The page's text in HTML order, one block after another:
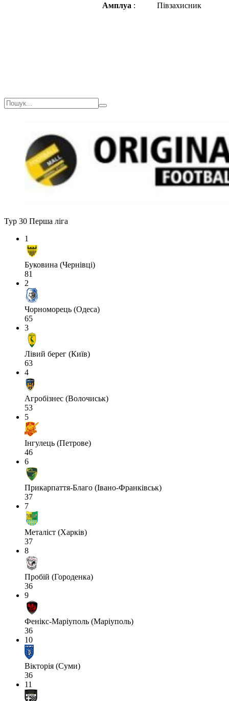
Амплуа : Півзахисник
Тур 30 Перша ліга
1
Буковина (Чернівці)
81
2
Чорноморець (Одеса)
65
3
Лівий берег (Київ)
63
4
Агробізнес (Волочиськ)
53
5
Інгулець (Петрове)
46
6
Прикарпаття-Благо (Івано-Франківськ)
37
7
Металіст (Харків)
37
8
Пробій (Городенка)
36
9
Фенікс-Маріуполь (Маріуполь)
36
10
Вікторія (Суми)
36
11